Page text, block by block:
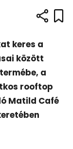
keres a
között
a
rooftop
Matild Café